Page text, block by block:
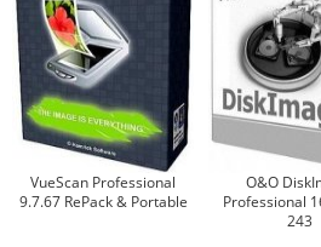
VueScan Professional
9.7.67 RePack & Portable
O&O
Professional
243